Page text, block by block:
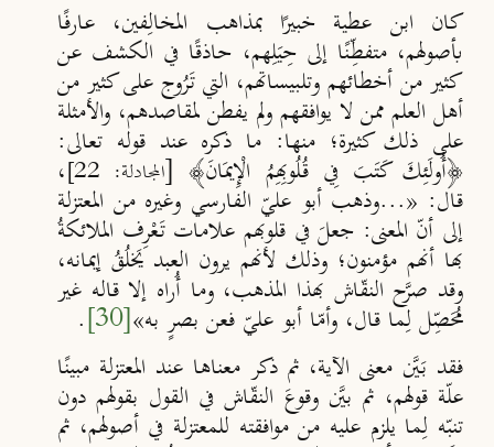
كان ابن عطية خبيرًا بمذاهب المخالِفين، عارفًا
بأصولهم، متفطِـنًا إلى حِيَلِهم، حاذقًا في الكشف عن
كثير من أخطائهم وتلبيساتهم، التي تَرُوج على كثير من
أهل العلم ممن لا يوافقهم ولم يفطن لمقاصدهم، والأمثلة
على ذلك كثيرة؛ منها: ما ذكره عند قوله تعالى:
﴿أُولَئِكَ كَتَبَ فِي قُلُوبِهِمُ الْإِيمَانَ﴾ [المجادلة: 22] ،
قال: «...وذهب أبو علي الفارسي وغيره من المعتزلة
إلى أن المعنى: جعلَ في قلوبهم علامات تَعْرِف الملائكةُ
بها أنهم مؤمنون؛ وذلك لأنهم يرون العبد يَخلُقُ إيمانه،
وقد صرَح النقاش بهذا المذهب، وما أُراه إلا قاله غير
مُحَصِل لِما قال، وأما أبو علي فعن بصرٍ به»[30]
.
فقد بَيَّن معنى الآية، ثم ذكر معناها عند المعتزلة مبينًا
علّة قولهم، ثم بيَّن وقوعَ النقاش في القول بقولهم دون
تنبّه لِما يلزم عليه من موافقته للمعتزلة في أصولهم، ثم